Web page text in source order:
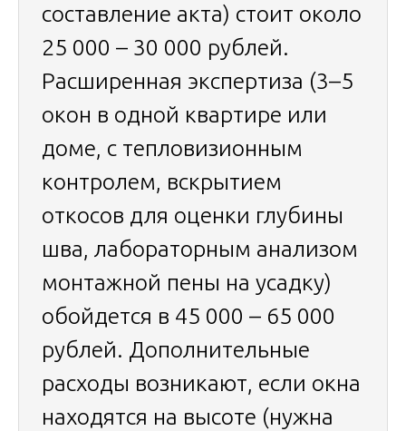
составление акта) стоит около
25 000 – 30 000 рублей.
Расширенная экспертиза (3–5
окон в одной квартире или
доме, с тепловизионным
контролем, вскрытием
откосов для оценки глубины
шва, лабораторным анализом
монтажной пены на усадку)
обойдется в 45 000 – 65 000
рублей. Дополнительные
расходы возникают, если окна
находятся на высоте (нужна